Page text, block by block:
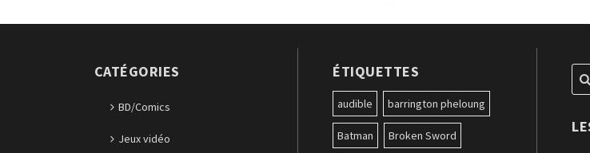
CATÉGORIES
BD/Comics
Jeux vidéo
ÉTIQUETTES
audible barrington pheloung
Batman Broken Sword
pour